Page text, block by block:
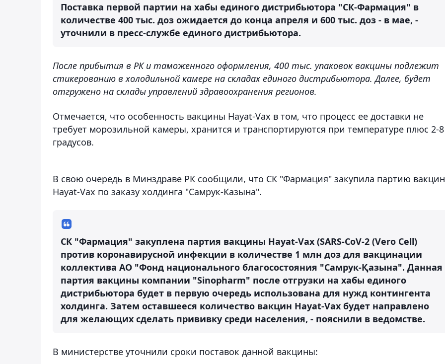
Поставка первой партии на хабы единого дистрибьютора "СК-Фармация" в
количестве 400 тыс. доз ожидается до конца апреля и 600 тыс. доз - в мае, -
уточнили в пресс-службе единого дистрибьютора.
После прибытия в РК и таможенного оформления, 400 тыс. упаковок вакцины подлежит
стикерованию в холодильной камере на складах единого дистрибьютора. Далее, будет
отгружено на склады управлений здравоохранения регионов.
Отмечается, что особенность вакцины Hayat-Vax в том, что процесс ее доставки не
требует морозильной камеры, хранится и транспортируются при температуре плюс 2-8
градусов.
В свою очередь в Минздраве РК сообщили, что СК "Фармация" закупила партию
Hayat-Vax по заказу холдинга "Самрук-Казына".
СК "Фармация" закуплена партия вакцины Hayat-Vax (SARS-CoV-2 (Vero Cell)
против коронавирусной инфекции в количестве 1 млн доз для вакцинации
коллектива АО "Фонд национального благосостояния "Самрук-Қазына". Данная
партия вакцины компании "Sinopharm" после отгрузки на хабы единого
дистрибьютора будет в первую очередь использована для нужд контингента
холдинга. Затем оставшееся количество вакцин Hayat-Vax будет направлено
для желающих сделать прививку среди населения, - пояснили в ведомстве.
В министерстве уточнили сроки поставок данной вакцины: